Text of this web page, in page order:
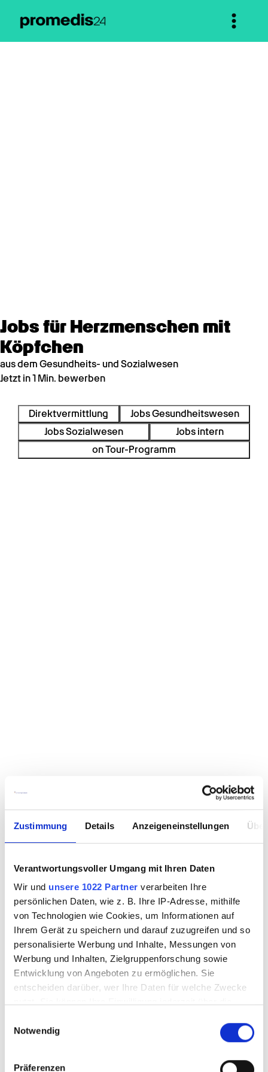
Zustimmung Details Anzeigeneinstellungen
Verantwortungsvoller Umgang mit Ihren Daten
Wir und unsere 1022 Partner verarbeiten Ihre
persönlichen Daten, wie z. B. Ihre IP-Adresse, mithilfe
von Technologien wie Cookies, um Informationen auf
Ihrem Gerät zu speichern und darauf zuzugreifen und so
personalisierte Werbung und Inhalte, Messungen von
Werbung und Inhalten, Zielgruppenforschung sowie
Entwicklung von Angeboten zu ermöglichen. Sie
entscheiden darüber, wer Ihre Daten für welche Zwecke
Trigger Symbol ändern oder widerrufen
Notwendig
Präferenzen
Jobs für Herzmenschen mit
Köpfchen
aus dem Gesundheits- und Sozialwesen
Jetzt in 1 Min. bewerben
Direktvermittlung
Jobs Gesundheitswesen
Jobs Sozialwesen
Jobs intern
on Tour-Programm